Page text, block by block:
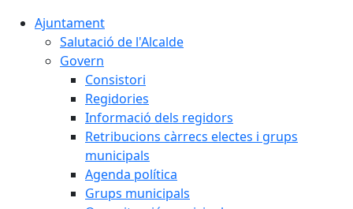
Ajuntament
Salutació de l'Alcalde
Govern
Consistori
Regidories
Informació dels regidors
Retribucions càrrecs electes i grups
municipals
Agenda política
Grups municipals